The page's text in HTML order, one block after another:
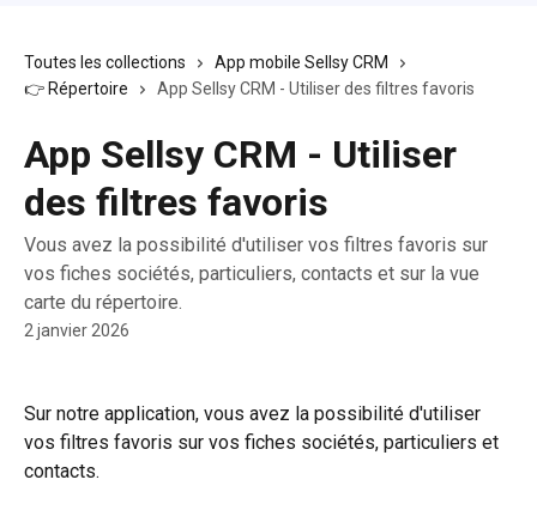
Toutes les collections
App mobile Sellsy CRM
👉 Répertoire
App Sellsy CRM - Utiliser des filtres favoris
App Sellsy CRM - Utiliser
des filtres favoris
Vous avez la possibilité d'utiliser vos filtres favoris sur
vos fiches sociétés, particuliers, contacts et sur la vue
carte du répertoire.
2 janvier 2026
Sur notre application, vous avez la possibilité d'utiliser
vos filtres favoris sur vos fiches sociétés, particuliers et
contacts.